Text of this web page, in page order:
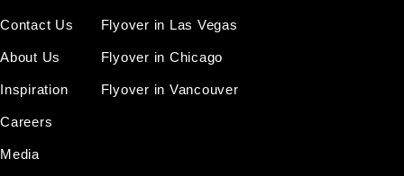
Contact Us
About Us
Inspiration
Careers
Media
Flyover in Las Vegas
Flyover in Chicago
Flyover in Vancouver